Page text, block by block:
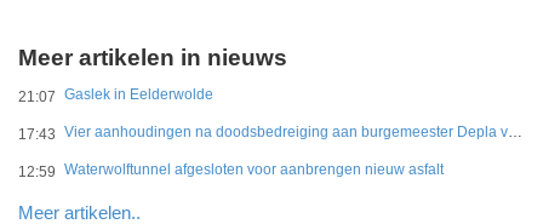
Meer artikelen in nieuws
21:07 Gaslek in Eelderwolde
17:43 Vier aanhoudingen na doodsbedreiging aan burgemeester Depla van Breda
12:59 Waterwolftunnel afgesloten voor aanbrengen nieuw asfalt
Meer artikelen..